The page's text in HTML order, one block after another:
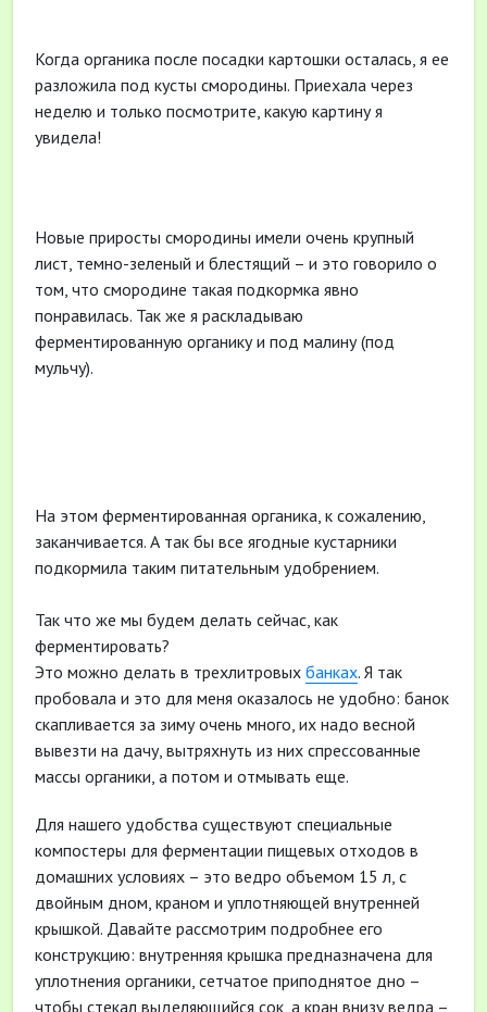
Когда органика после посадки картошки осталась, я ее
разложила под кусты смородины. Приехала через
неделю и только посмотрите, какую картину я
увидела!
Новые приросты смородины имели очень крупный
лист, темно-зеленый и блестящий – и это говорило о
том, что смородине такая подкормка явно
понравилась. Так же я раскладываю
ферментированную органику и под малину (под
мульчу).
На этом ферментированная органика, к сожалению,
заканчивается. А так бы все ягодные кустарники
подкормила таким питательным удобрением.
Так что же мы будем делать сейчас, как
ферментировать?
Это можно делать в трехлитровых банках. Я так
пробовала и это для меня оказалось не удобно: банок
скапливается за зиму очень много, их надо весной
вывезти на дачу, вытряхнуть из них спрессованные
массы органики, а потом и отмывать еще.
Для нашего удобства существуют специальные
компостеры для ферментации пищевых отходов в
домашних условиях – это ведро объемом 15 л, с
двойным дном, краном и уплотняющей внутренней
крышкой. Давайте рассмотрим подробнее его
конструкцию: внутренняя крышка предназначена для
уплотнения органики, сетчатое приподнятое дно –
чтобы стекал выделяющийся сок, а кран внизу ведра –